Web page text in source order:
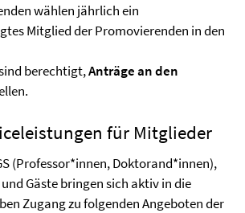
wählen jährlich ein
Mitglied der Promovierenden in den
berechtigt,Anträge an den
für Mitglieder
(Professor*innen, Doktorand*innen),
Gäste bringen sich aktiv in die
Zugang zu folgenden Angeboten der